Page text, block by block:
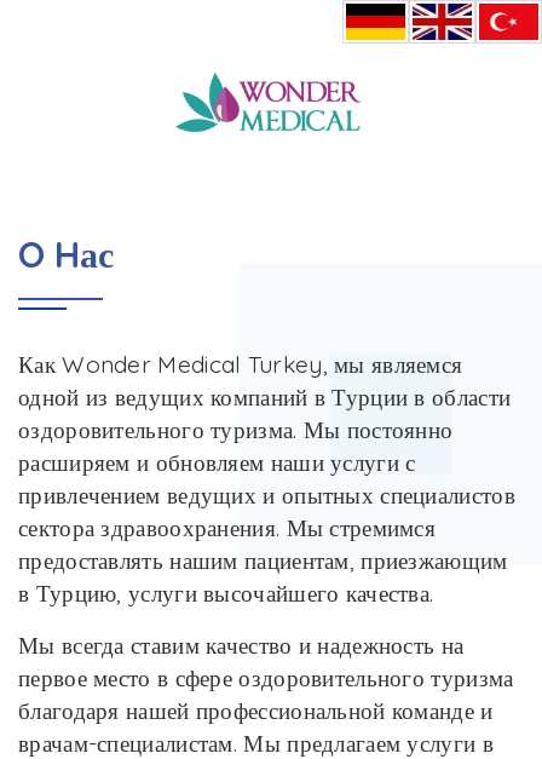
O Hас
Как Wonder Medical Turkey, мы являемся
одной из ведущих компаний в Турции в области
оздоровительного туризма. Мы постоянно
расширяем и обновляем наши услуги с
привлечением ведущих и опытных специалистов
сектора здравоохранения. Мы стремимся
предоставлять нашим пациентам, приезжающим
в Турцию, услуги высочайшего качества.
Мы всегда ставим качество и надежность на
первое место в сфере оздоровительного туризма
благодаря нашей профессиональной команде и
врачам-специалистам. Мы предлагаем услуги в